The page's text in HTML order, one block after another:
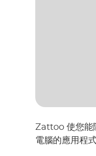
Zattoo 使您能
電腦的應用程